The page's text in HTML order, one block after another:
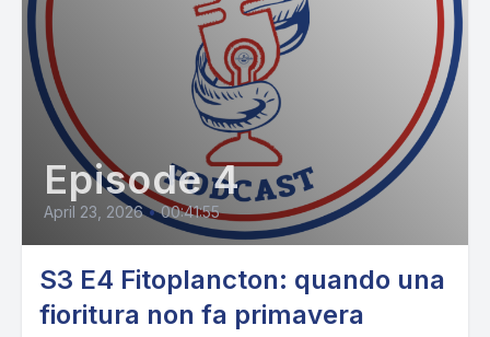
Episode 4
April 23, 2026 • 00:41:55
S3 E4 Fitoplancton: quando una
fioritura non fa primavera